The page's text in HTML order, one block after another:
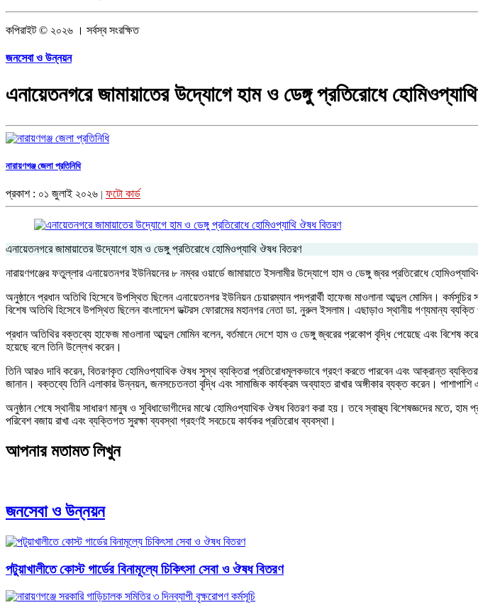
কপিরাইট © ২০২৬ । সর্বস্ব সংরক্ষিত
জনসেবা ও উন্নয়ন
এনায়েতনগরে জামায়াতের উদ্যোগে হাম ও ডেঙ্গু প্রতিরোধে
নারায়ণগঞ্জ জেলা প্রতিনিধি
প্রকাশ : ০১ জুলাই ২০২৬ | ফটো কার্ড
এনায়েতনগরে জামায়াতের উদ্যোগে হাম ও ডেঙ্গু প্রতিরোধে হোমিওপ্যাথি ঔষধ বিতরণ
নারায়ণগঞ্জের ফতুল্লার এনায়েতনগর ইউনিয়নের ৮ নম্বর ওয়ার্ডে জামায়াতে ইসলামীর উদ্যোগে হাম ও ডেঙ্গু জ্বর প্রতিরোধে
অনুষ্ঠানে প্রধান অতিথি হিসেবে উপস্থিত ছিলেন এনায়েতনগর ইউনিয়ন চেয়ারম্যান পদপ্রার্থী হাফেজ মাওলানা আব্দুল মোমিন। কর্মসূচির
বিশেষ অতিথি হিসেবে উপস্থিত ছিলেন বাংলাদেশ ডক্টরস ফোরামের মহানগর নেতা ডা. নুরুল ইসলাম। এছাড়াও স্থানীয় গণ্যমান্য
প্রধান অতিথির বক্তব্যে হাফেজ মাওলানা আব্দুল মোমিন বলেন, বর্তমানে দেশে হাম ও ডেঙ্গু জ্বরের প্রকোপ বৃদ্ধি পেয়েছে এবং বিশেষ
হয়েছে বলে তিনি উল্লেখ করেন।
তিনি আরও দাবি করেন, বিতরণকৃত হোমিওপ্যাথিক ঔষধ সুস্থ ব্যক্তিরা প্রতিরোধমূলকভাবে গ্রহণ করতে পারবেন এবং আক্রান্ত
জানান। বক্তব্যে তিনি এলাকার উন্নয়ন, জনসচেতনতা বৃদ্ধি এবং সামাজিক কার্যক্রম অব্যাহত রাখার অঙ্গীকার ব্যক্ত করেন।
অনুষ্ঠান শেষে স্থানীয় সাধারণ মানুষ ও সুবিধাভোগীদের মাঝে হোমিওপ্যাথিক ঔষধ বিতরণ করা হয়। তবে স্বাস্থ্য বিশেষজ্ঞদের মতে,
পরিবেশ বজায় রাখা এবং ব্যক্তিগত সুরক্ষা ব্যবস্থা গ্রহণই সবচেয়ে কার্যকর প্রতিরোধ ব্যবস্থা।
আপনার মতামত লিখুন
জনসেবা ও উন্নয়ন
পটুয়াখালীতে কোস্ট গার্ডের বিনামূল্যে চিকিৎসা সেবা ও ঔষধ বিতরণ